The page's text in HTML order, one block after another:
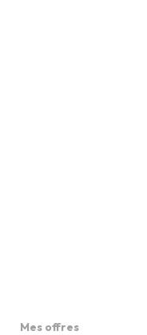
Mes offres